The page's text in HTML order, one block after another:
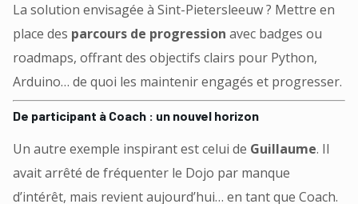
La solution envisagée à Sint-Pietersleeuw ? Mettre en
place des parcours de progression avec badges ou
roadmaps, offrant des objectifs clairs pour Python,
Arduino… de quoi les maintenir engagés et progresser.
De participant à Coach : un nouvel horizon
Un autre exemple inspirant est celui de Guillaume. Il
avait arrêté de fréquenter le Dojo par manque
d’intérêt, mais revient aujourd’hui… en tant que Coach.